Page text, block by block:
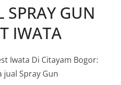
SPRAY GUN
IWATA